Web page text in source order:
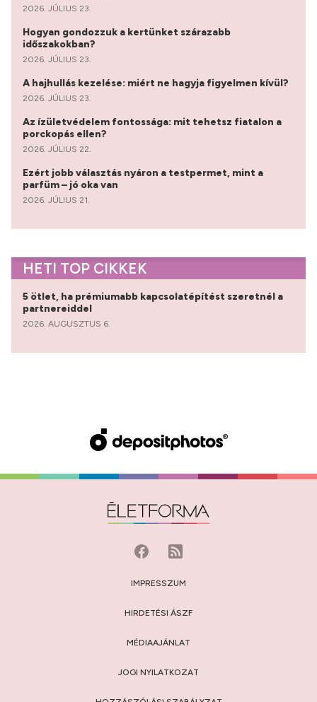
2026. JÚLIUS 23.
Hogyan gondozzuk a kertünket szárazabb
időszakokban?
2026. JÚLIUS 23.
A hajhullás kezelése: miért ne hagyja figyelmen kívül?
2026. JÚLIUS 23.
Az ízületvédelem fontossága: mit tehetsz fiatalon a
porckopás ellen?
2026. JÚLIUS 22.
Ezért jobb választás nyáron a testpermet, mint a
parfüm – jó oka van
2026. JÚLIUS 21.
HETI TOP CIKKEK
5 ötlet, ha prémiumabb kapcsolatépítést szeretnél a
partnereiddel
2026. AUGUSZTUS 6.
IMPRESSZUM
HIRDETÉSI ÁSZF
MÉDIAAJÁNLAT
JOGI NYILATKOZAT